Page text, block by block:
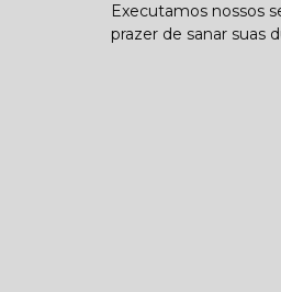
Executamos nossos
prazer de sanar suas